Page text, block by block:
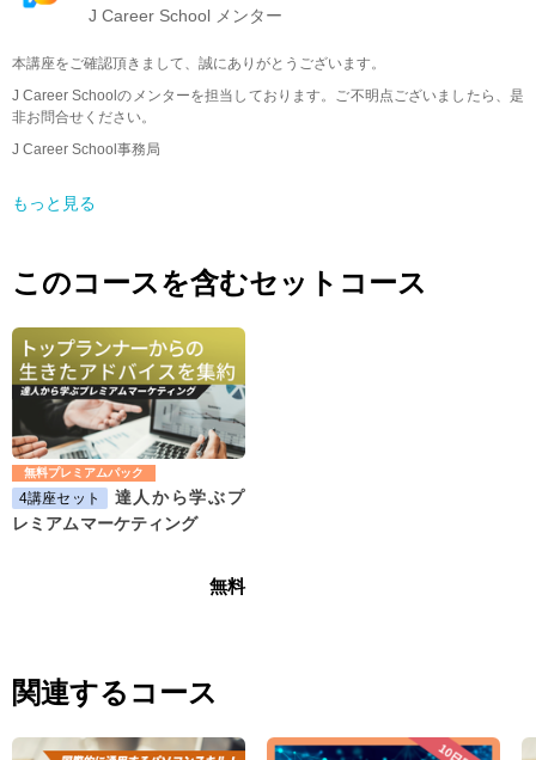
J Career School メンター
本講座をご確認頂きまして、誠にありがとうございます。
J Career Schoolのメンターを担当しております。ご不明点ございましたら、是
非お問合せください。
J Career School事務局
受付時間 10：00〜17：00（土日祝日、夏季休暇、年末年始等を除く）
もっと見る
このコースを含むセットコース
無料プレミアムパック
4講座セット
達人から学ぶプ
レミアムマーケティング
無料
関連するコース